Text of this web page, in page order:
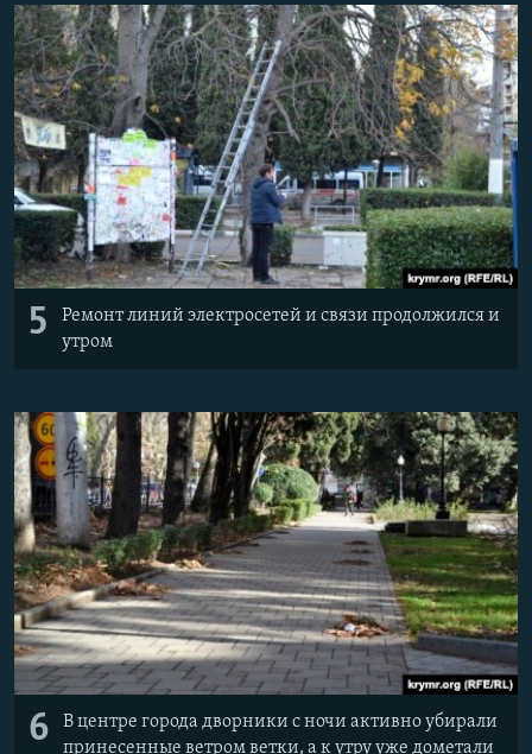
5
Ремонт линий электросетей и связи продолжился и
утром
6
В центре города дворники с ночи активно убирали
принесенные ветром ветки, а к утру уже дометали